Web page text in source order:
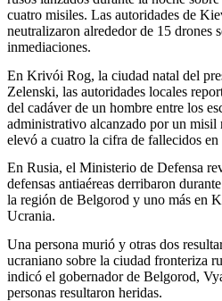
cuatro misiles. Las autoridades de
neutralizaron alrededor de 15 drones
inmediaciones.
En Krivói Rog, la ciudad natal del
Zelenski, las autoridades locales
del cadáver de un hombre entre los
administrativo alcanzado por un misil
elevó a cuatro la cifra de fallecidos en
En Rusia, el Ministerio de Defensa
defensas antiaéreas derribaron
la región de Belgorod y uno más en
Ucrania.
Una persona murió y otras dos
ucraniano sobre la ciudad fronteriza
indicó el gobernador de Belgorod,
personas resultaron heridas.